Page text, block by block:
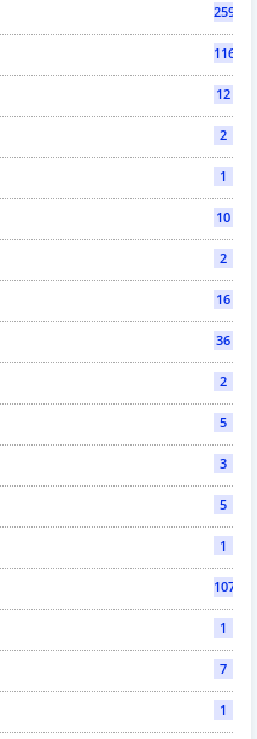
2597
116
12
2
1
10
2
16
36
2
5
3
5
1
107
1
7
1